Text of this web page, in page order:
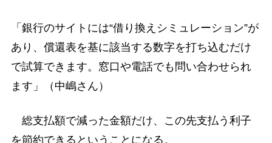
「銀行のサイトには“借り換えシミュレーション”が
あり、償還表を基に該当する数字を打ち込むだけ
で試算できます。窓口や電話でも問い合わせられ
ます」（中嶋さん）
総支払額で減った金額だけ、この先支払う利子
を節約できるということになる。